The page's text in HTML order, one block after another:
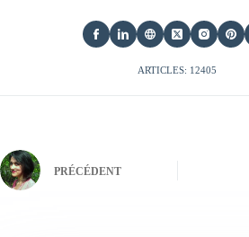
ARTICLES: 12405
PRÉCÉDENT